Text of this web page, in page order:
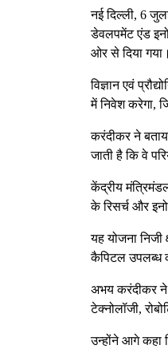
नई दिल्ली, 6
डेवलपमेंट एंड
ओर से दिया गया।
विज्ञान एवं
में निवेश करेगा,
करंदीकर ने
जाती है कि वे
केंद्रीय
के रिसर्च और
यह योजना
कैपिटल उपलब्ध
अभय करंदीकर ने
टेक्नोलॉजी,
उन्होंने आगे कहा